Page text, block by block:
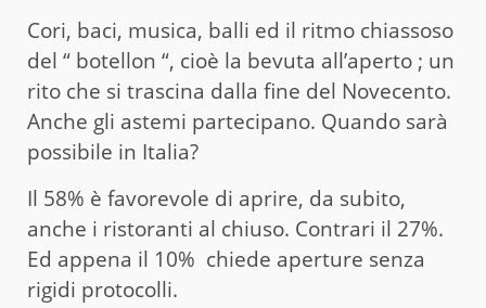
Cori, baci, musica, balli ed il ritmo chiassoso
del “ botellon “, cioè la bevuta all’aperto ; un
rito che si trascina dalla fine del Novecento.
Anche gli astemi partecipano. Quando sarà
possibile in Italia?
Il 58% è favorevole di aprire, da subito,
anche i ristoranti al chiuso. Contrari il 27%.
Ed appena il 10% chiede aperture senza
rigidi protocolli.